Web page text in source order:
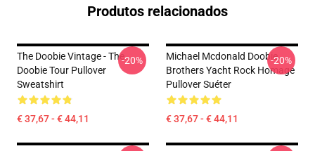
Produtos relacionados
The Doobie Vintage - The
Doobie Tour Pullover
Sweatshirt
€ 37,67 - € 44,11
-20%
Michael Mcdonald Doobie
Brothers Yacht Rock Homage
Pullover Suéter
€ 37,67 - € 44,11
-20%